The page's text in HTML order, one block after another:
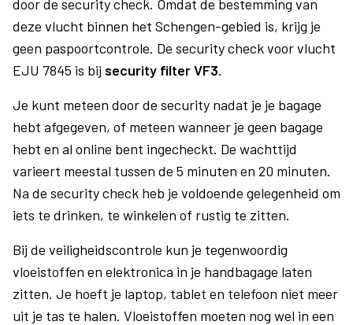
door de security check. Omdat de bestemming van
deze vlucht binnen het Schengen-gebied is, krijg je
geen paspoortcontrole. De security check voor vlucht
EJU 7845 is bij security filter VF3.
Je kunt meteen door de security nadat je je bagage
hebt afgegeven, of meteen wanneer je geen bagage
hebt en al online bent ingecheckt. De wachttijd
varieert meestal tussen de 5 minuten en 20 minuten.
Na de security check heb je voldoende gelegenheid om
iets te drinken, te winkelen of rustig te zitten.
Bij de veiligheidscontrole kun je tegenwoordig
vloeistoffen en elektronica in je handbagage laten
zitten. Je hoeft je laptop, tablet en telefoon niet meer
uit je tas te halen. Vloeistoffen moeten nog wel in een